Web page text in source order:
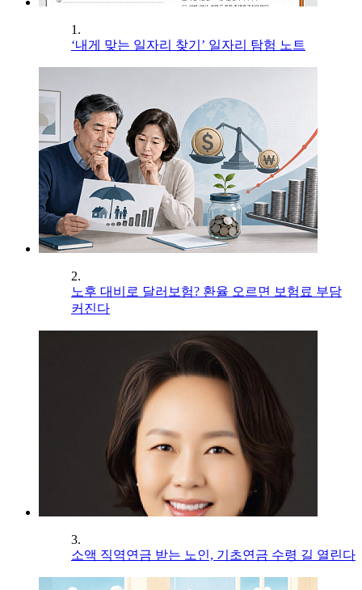
1.
‘내게 맞는 일자리 찾기’ 일자리 탐험 노트
2.
노후 대비로 달러보험? 환율 오르면 보험료 부담
커진다
3.
소액 직역연금 받는 노인, 기초연금 수령 길 열린다